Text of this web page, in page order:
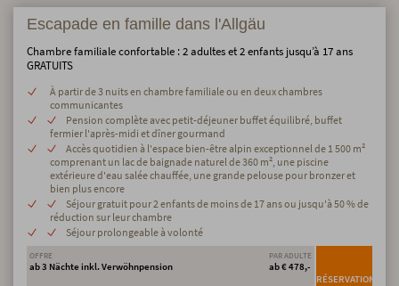
Escapade en famille dans l'Allgäu
Chambre familiale confortable : 2 adultes et 2 enfants jusqu’à 17 ans
GRATUITS
À partir de 3 nuits en chambre familiale ou en deux chambres
communicantes
Pension complète avec petit-déjeuner buffet équilibré, buffet
fermier l'après-midi et dîner gourmand
Accès quotidien à l'espace bien-être alpin exceptionnel de 1 500 m²
comprenant un lac de baignade naturel de 360 m², une piscine
extérieure d'eau salée chauffée, une grande pelouse pour bronzer et
bien plus encore
Séjour gratuit pour 2 enfants de moins de 17 ans ou jusqu'à 50 % de
réduction sur leur chambre
Séjour prolongeable à volonté
OFFRE
ab 3 Nächte inkl. Verwöhnpension
PAR ADULTE
ab € 478,-
RÉSERVATION